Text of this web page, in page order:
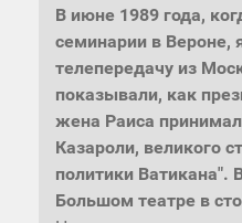
В июне 1989 года,
семинарии в Вероне,
телепередачу из
показывали, как
жена Раиса
Казароли, великого
политики Ватикана".
Большом театре в